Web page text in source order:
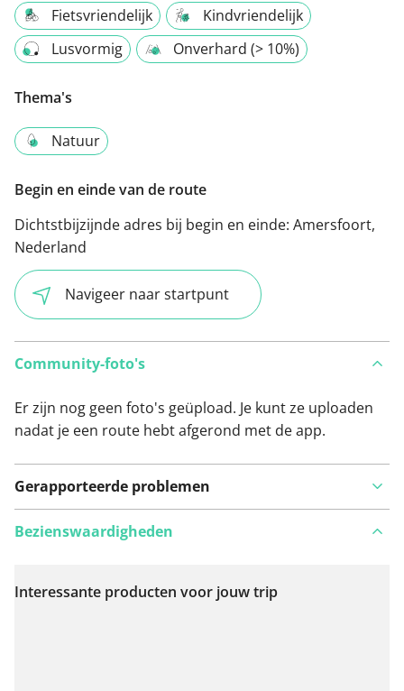
Fietsvriendelijk
Kindvriendelijk
Lusvormig
Onverhard (> 10%)
Thema's
Natuur
Begin en einde van de route
Dichtstbijzijnde adres bij begin en einde: Amersfoort,
Nederland
Navigeer naar startpunt
Community-foto's
Er zijn nog geen foto's geüpload. Je kunt ze uploaden
nadat je een route hebt afgerond met de app.
Gerapporteerde problemen
Bekijk op kaart
Bezienswaardigheden
Interessante producten voor jouw trip